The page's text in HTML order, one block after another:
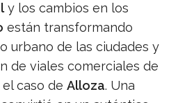
y los cambios en los
están transformando
urbano de las ciudades y
de viales comerciales de
caso de Alloza. Una